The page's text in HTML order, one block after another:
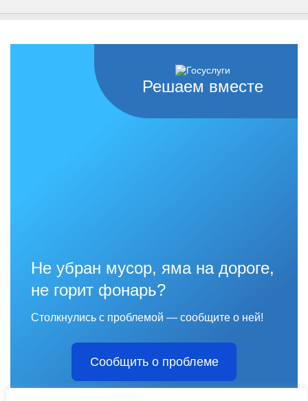
Решаем вместе
Не убран мусор, яма на дороге,
не горит фонарь?
Столкнулись с проблемой — сообщите о ней!
Сообщить о проблеме